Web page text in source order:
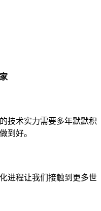
技术实力需要多年默默积
到好。
进程让我们接触到更多世